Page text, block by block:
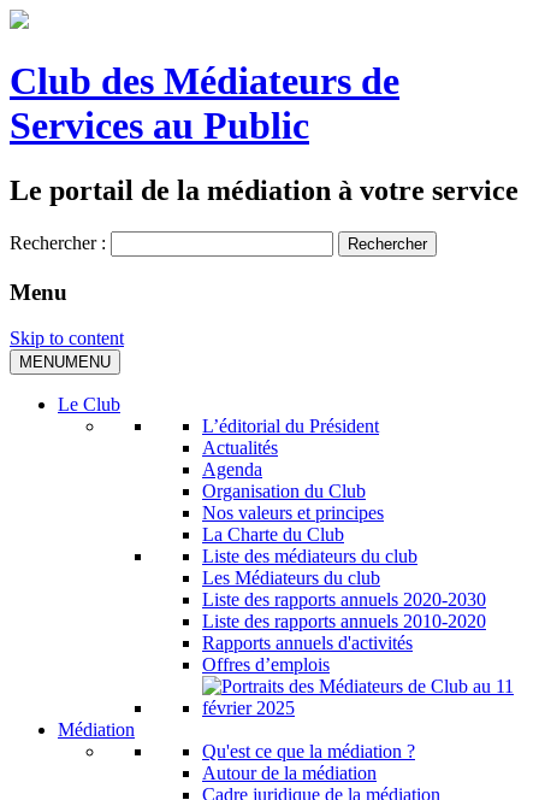
Club des Médiateurs de
Services au Public
Le portail de la médiation à votre service
Rechercher :
Menu
Skip to content
MENUMENU
Le Club
L’éditorial du Président
Actualités
Agenda
Organisation du Club
Nos valeurs et principes
La Charte du Club
Liste des médiateurs du club
Les Médiateurs du club
Liste des rapports annuels 2020-2030
Liste des rapports annuels 2010-2020
Rapports annuels d'activités
Offres d’emplois
Médiation
Qu'est ce que la médiation ?
Autour de la médiation
Cadre juridique de la médiation